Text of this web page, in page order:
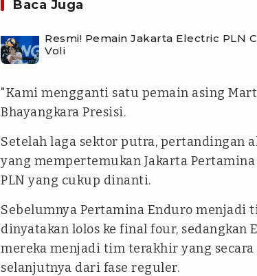
Baca Juga
Resmi! Pemain Jakarta Electric PLN
Voli
"Kami mengganti satu pemain asing
Bhayangkara Presisi.
Setelah laga sektor putra, pertandingan
yang mempertemukan Jakarta
PLN yang cukup dinanti.
Sebelumnya Pertamina Enduro menjadi
dinyatakan lolos ke final four, sedangkan
mereka menjadi tim terakhir yang
selanjutnya dari fase reguler.